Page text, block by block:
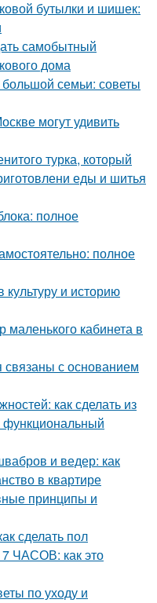
бутылки и шишек:
самобытный
дома
семьи: советы
могут удивить
турка, который
еды и шитья
полное
полное
культуру и историю
маленького кабинета в
связаны с основанием
как сделать из
и ведер: как
в квартире
принципы и
сделать пол
ЧАСОВ: как это
по уходу и